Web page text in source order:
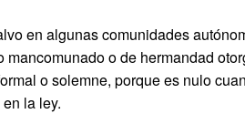
en algunas comunidades
mancomunado o de hermandad
o solemne, porque es nulo
la ley.